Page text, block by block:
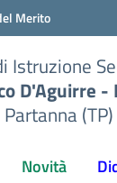
Merito
Istruzione
D'Aguirre
(TP)
Novità